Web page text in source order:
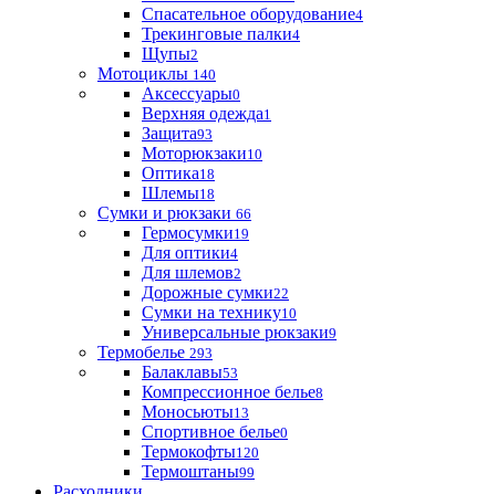
Спасательное оборудование4
Трекинговые палки4
Щупы2
Мотоциклы 140
Аксессуары0
Верхняя одежда1
Защита93
Моторюкзаки10
Оптика18
Шлемы18
Сумки и рюкзаки 66
Гермосумки19
Для оптики4
Для шлемов2
Дорожные сумки22
Сумки на технику10
Универсальные рюкзаки9
Термобелье 293
Балаклавы53
Компрессионное белье8
Моносьюты13
Спортивное белье0
Термокофты120
Термоштаны99